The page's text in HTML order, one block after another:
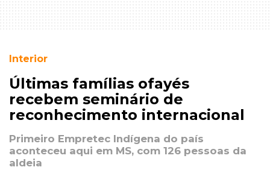
Interior
Últimas famílias ofayés
recebem seminário de
reconhecimento internacional
Primeiro Empretec Indígena do país
aconteceu aqui em MS, com 126 pessoas da
aldeia